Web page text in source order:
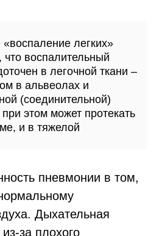
легких»
что воспалительный
в легочной ткани –
в альвеолах и
(соединительной)
этом может протекать
и в тяжелой
пневмонии в том,
Дыхательная
за плохого